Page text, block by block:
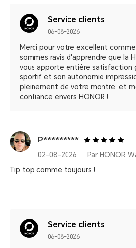
Service clients
06-08-2026
Merci pour votre excellent
sommes ravis d'apprendre que la
vous apporte entière satisfaction
sportif et son autonomie
pleinement de votre montre, et
confiance envers HONOR !
P*********
02-08-2026
Tip top comme toujours !
Service clients
06-08-2026